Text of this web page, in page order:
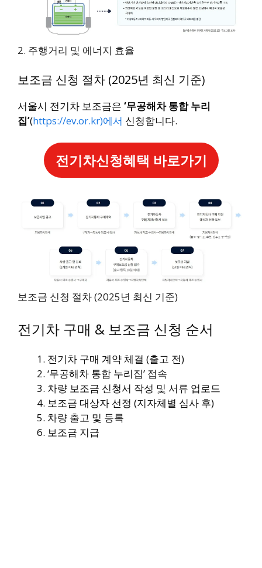
2. 주행거리 및 에너지 효율
보조금 신청 절차 (2025년 최신 기준)
서울시 전기차 보조금은 ‘무공해차 통합 누리
집’(https://ev.or.kr)에서 신청합니다.
전기차신청혜택 바로가기
보조금 신청 절차 (2025년 최신 기준)
전기차 구매 & 보조금 신청 순서
전기차 구매 계약 체결 (출고 전)
‘무공해차 통합 누리집’ 접속
차량 보조금 신청서 작성 및 서류 업로드
보조금 대상자 선정 (지자체별 심사 후)
차량 출고 및 등록
보조금 지급